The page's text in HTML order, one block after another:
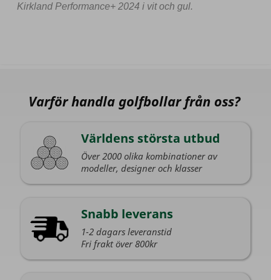
Kirkland Performance+ 2024 i vit och gul.
Varför handla golfbollar från oss?
Världens största utbud
Över 2000 olika kombinationer av
modeller, designer och klasser
Snabb leverans
1-2 dagars leveranstid
Fri frakt över 800kr